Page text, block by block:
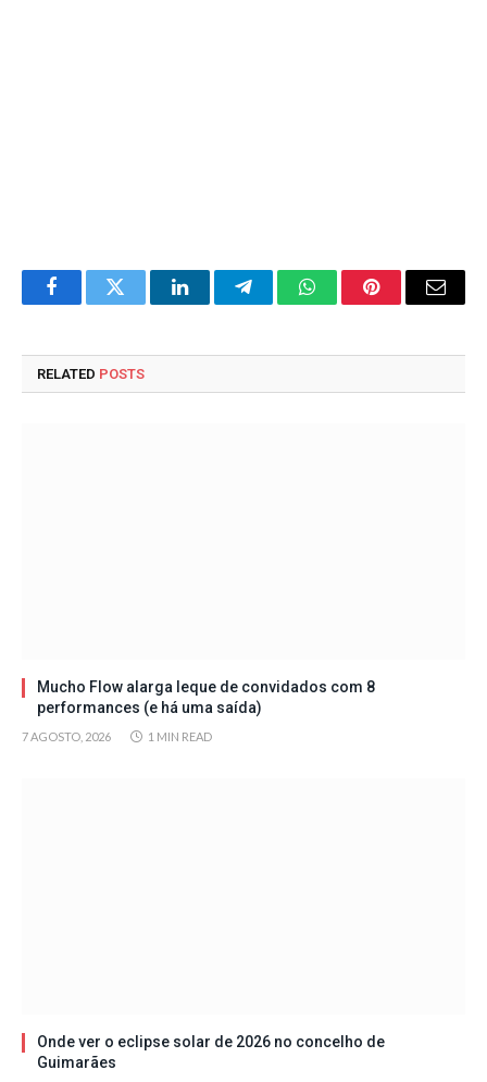
FacebookTwitter LinkedInTelegramWhatsAppPinterestEmail
RELATED POSTS
Mucho Flow alarga leque de convidados com 8
performances (e há uma saída)
7 AGOSTO, 2026 1 MIN READ
Onde ver o eclipse solar de 2026 no concelho de
Guimarães